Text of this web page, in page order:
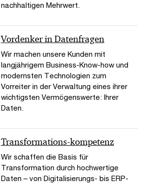
nachhaltigen Mehrwert.
Vordenker in Datenfragen
Wir machen unsere Kunden mit
langjährigem Business-Know-how und
modernsten Technologien zum
Vorreiter in der Verwaltung eines ihrer
wichtigsten Vermögenswerte: Ihrer
Daten.
Transformations-kompetenz
Wir schaffen die Basis für
Transformation durch hochwertige
Daten – von Digitalisierungs- bis ERP-